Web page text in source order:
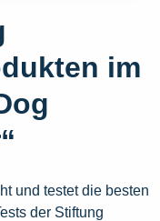
im
und testet die besten
der Stiftung